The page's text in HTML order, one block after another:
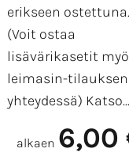
erikseen ostettuna.
(Voit ostaa
lisävärikasetit
leimasin-tilauksen
yhteydessä) Katso...
alkaen 6,00